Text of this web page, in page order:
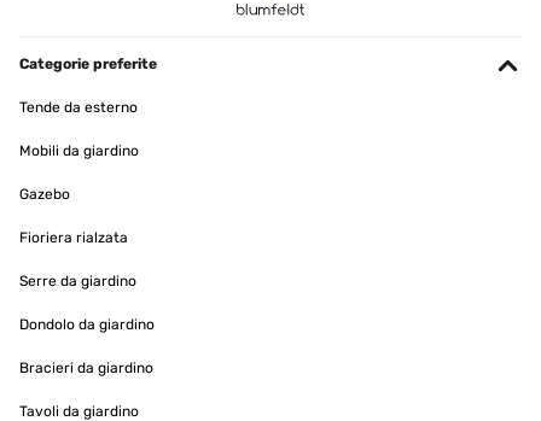
Categorie preferite
Tende da esterno
Mobili da giardino
Gazebo
Fioriera rialzata
Serre da giardino
Dondolo da giardino
Bracieri da giardino
Tavoli da giardino